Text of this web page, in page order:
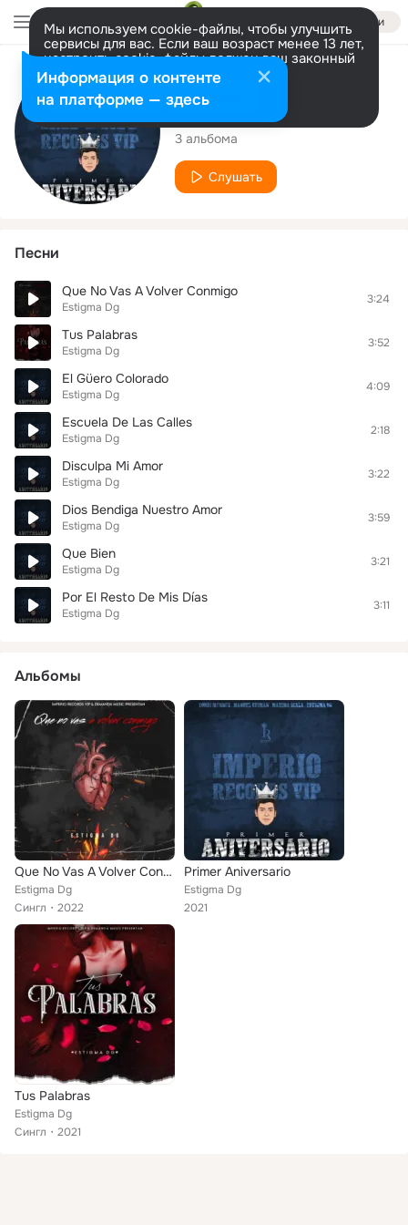
Войти
Мы используем cookie-файлы, чтобы улучшить
сервисы для вас. Если ваш возраст менее 13 лет,
настроить cookie-файлы должен ваш законный
представитель. Больше информации
Разрешить все Настроить
Исполнитель
Estigma Dg
3 альбома
Слушать
Песни
Que No Vas A Volver Conmigo
Estigma Dg
3:24
Tus Palabras
Estigma Dg
3:52
El Güero Colorado
Estigma Dg
4:09
Escuela De Las Calles
Estigma Dg
2:18
Disculpa Mi Amor
Estigma Dg
3:22
Dios Bendiga Nuestro Amor
Estigma Dg
3:59
Que Bien
Estigma Dg
3:21
Por El Resto De Mis Días
Estigma Dg
3:11
Альбомы
Que No Vas A Volver Conmigo
Estigma Dg
Сингл
2022
Primer Aniversario
Estigma Dg
2021
Tus Palabras
Estigma Dg
Сингл
2021
Информация о контенте
на платформе — здесь